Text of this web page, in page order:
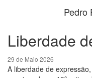
Pedro
Liberdade
29 de Maio 2026
A liberdade de